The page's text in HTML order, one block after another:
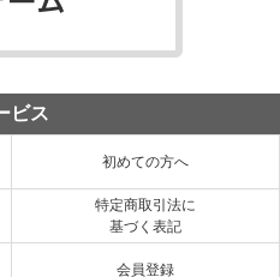
ビス
初めての方へ
特定商取引法に
基づく表記
会員登録